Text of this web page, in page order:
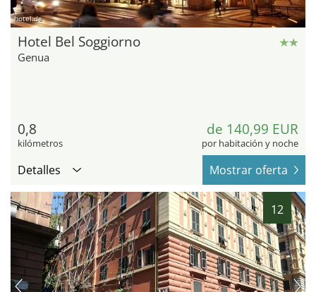
hotel.de
Hotel Bel Soggiorno
Genua
0,8
kilómetros
de 140,99 EUR
por habitación y noche
Detalles Mostrar oferta
12